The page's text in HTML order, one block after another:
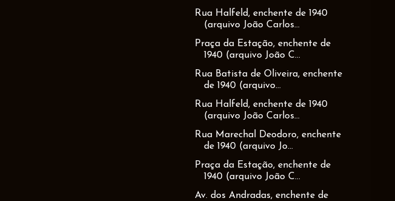
Rua Halfeld, enchente de 1940
(arquivo João Carlos...
Praça da Estação, enchente de
1940 (arquivo João C...
Rua Batista de Oliveira, enchente
de 1940 (arquivo...
Rua Halfeld, enchente de 1940
(arquivo João Carlos...
Rua Marechal Deodoro, enchente
de 1940 (arquivo Jo...
Praça da Estação, enchente de
1940 (arquivo João C...
Av. dos Andradas, enchente de